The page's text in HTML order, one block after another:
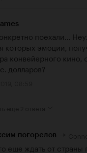
поехали...
которых эмоции,
конвейерного кино,
долларов?
погорелов
еще ждать от страны